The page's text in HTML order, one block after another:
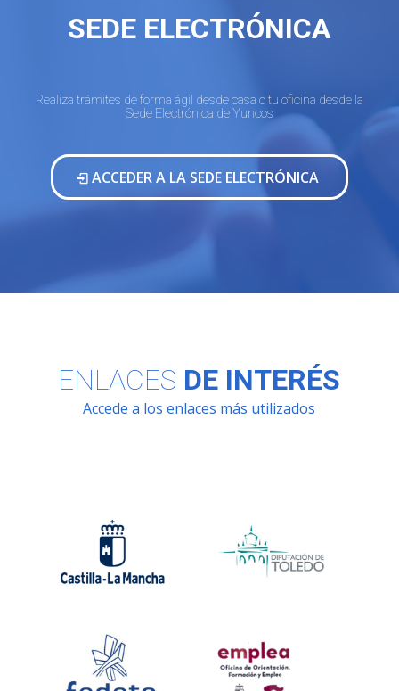
SEDE ELECTRÓNICA
Realiza trámites de forma ágil desde casa o tu oficina desde la
Sede Electrónica de Yuncos
ACCEDER A LA SEDE ELECTRÓNICA
ENLACES DE INTERÉS
Accede a los enlaces más utilizados